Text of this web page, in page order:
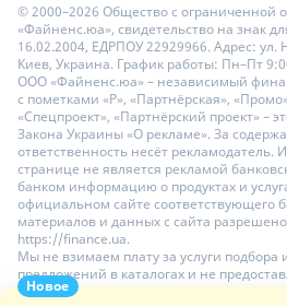
Новое
© 2000–2026 Общество с ограниченной
«Файненс.юа», свидетельство на знак
16.02.2004, ЕДРПОУ 22929966. Адрес: ул.
Киев, Украина. График работы: Пн–Пт
ООО «Файненс.юа» – независимый
с пометками «Р», «Партнёрская»,
«Спецпроект», «Партнёрский проект» –
Закона Украины «О рекламе». За
ответственность несёт
странице не является рекламой
банком информацию о продуктах и
официальном сайте соответствующего
материалов и данных с сайта
https://finance.ua.
Мы не взимаем плату за услуги
предложений в каталогах и не
размещения депозитов и